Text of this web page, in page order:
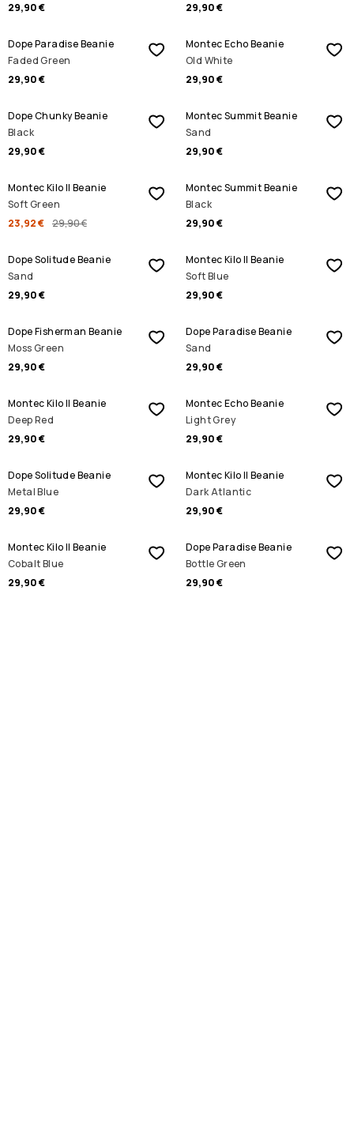
29,90 €
29,90 €
Dope Paradise Beanie
Faded Green
29,90 €
Montec Echo Beanie
Old White
29,90 €
Dope Chunky Beanie
Black
29,90 €
Montec Summit Beanie
Sand
29,90 €
SALE
Montec Kilo II Beanie
Soft Green
23,92 € 29,90 €
Montec Summit Beanie
Black
29,90 €
Dope Solitude Beanie
Sand
29,90 €
Montec Kilo II Beanie
Soft Blue
29,90 €
Dope Fisherman Beanie
Moss Green
29,90 €
Dope Paradise Beanie
Sand
29,90 €
Montec Kilo II Beanie
Deep Red
29,90 €
Montec Echo Beanie
Light Grey
29,90 €
Dope Solitude Beanie
Metal Blue
29,90 €
Montec Kilo II Beanie
Dark Atlantic
29,90 €
Montec Kilo II Beanie
Cobalt Blue
29,90 €
Dope Paradise Beanie
Bottle Green
29,90 €